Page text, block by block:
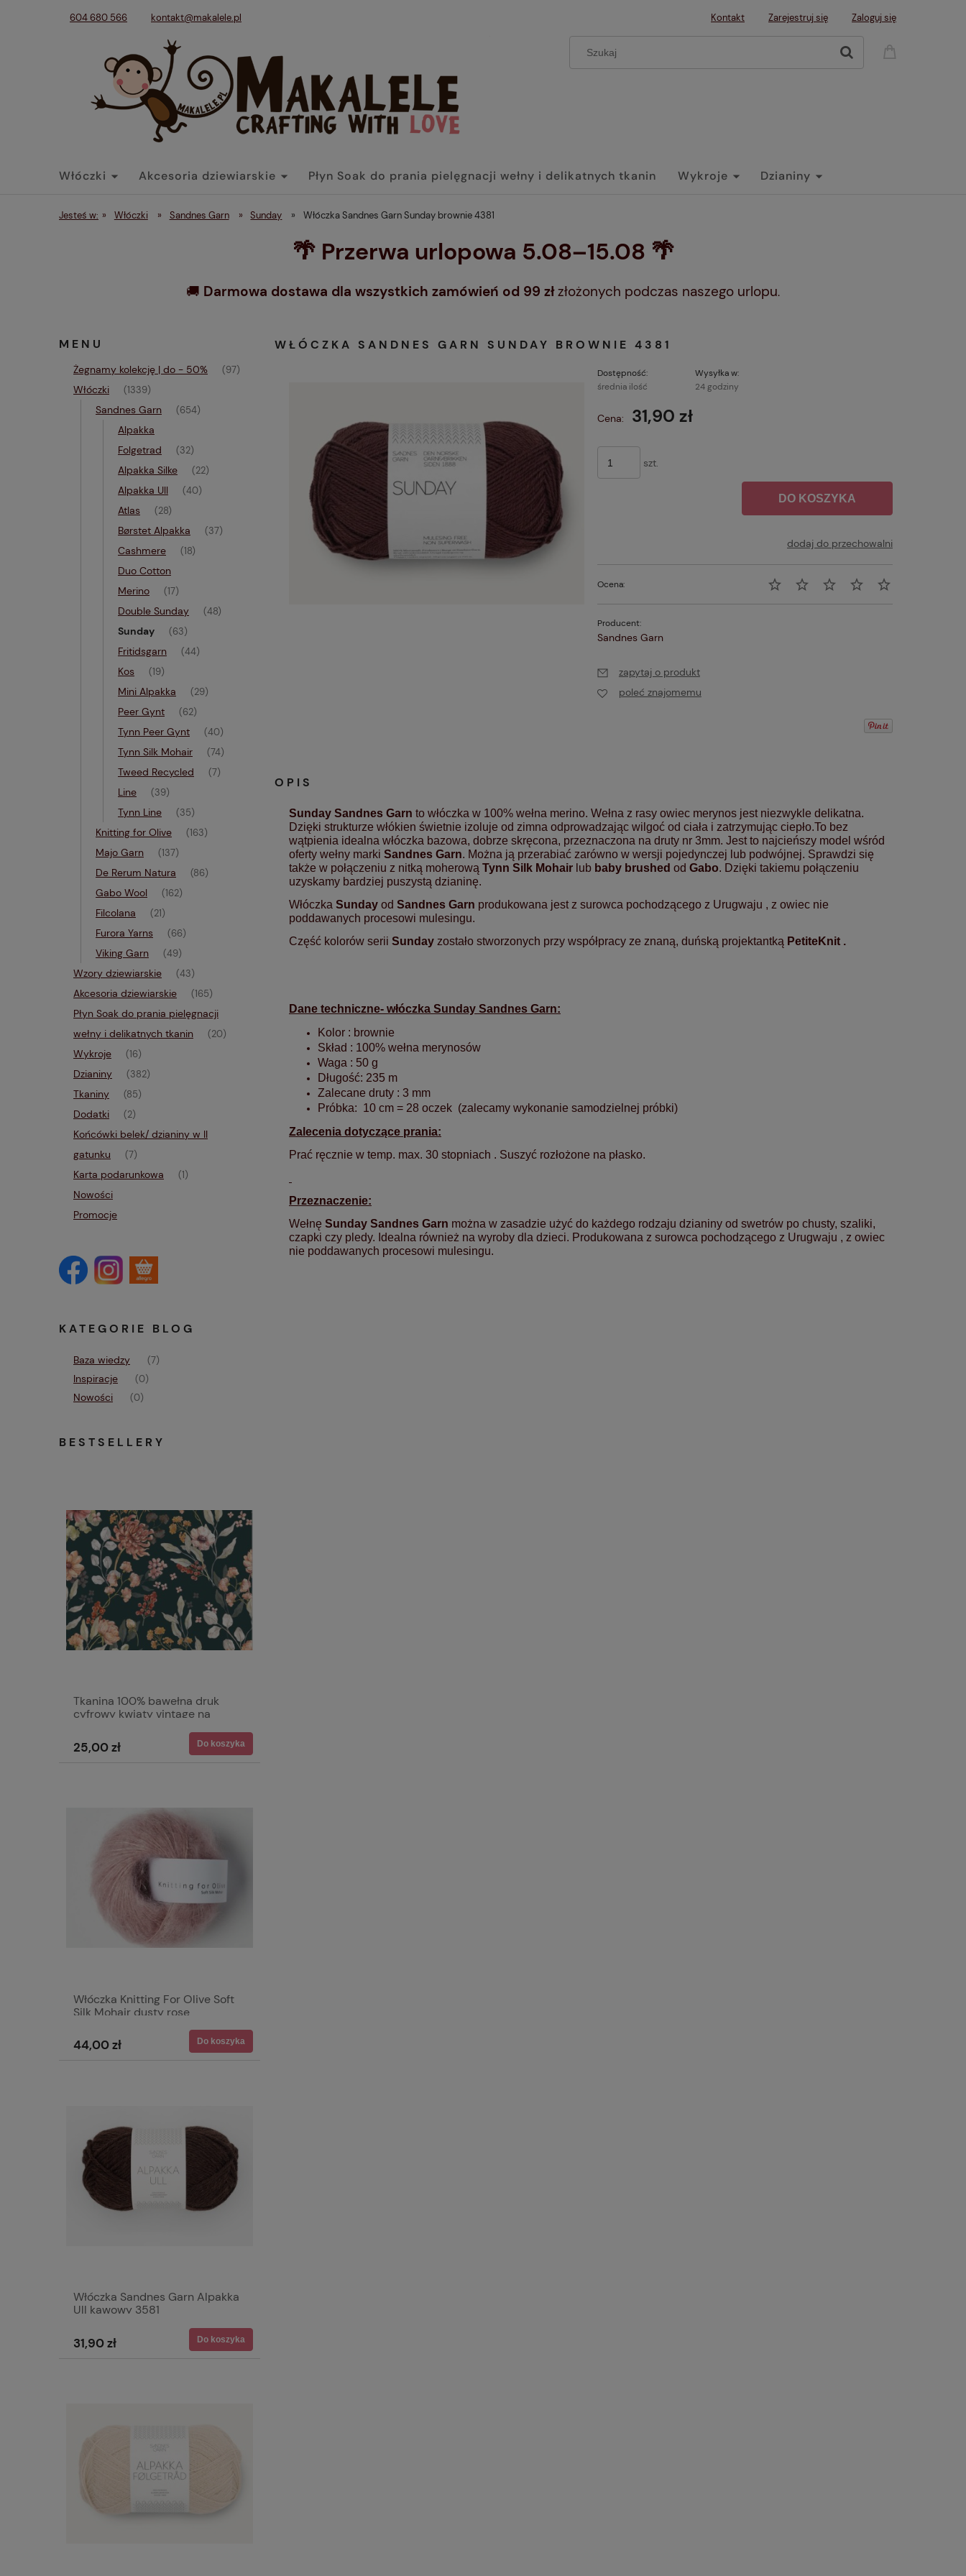
604 680 566 kontakt@makalele.pl Kontakt Zarejestruj się Zaloguj się
Włóczki Akcesoria dziewiarskie Płyn Soak do prania pielęgnacji wełny i delikatnych tkanin Wykroje Dzianiny
Tkaniny Dodatki Końcówki belek
Jesteś w: » Włóczki » Sandnes Garn » Sunday » Włóczka Sandnes Garn Sunday brownie 4381
🌴 Przerwa urlopowa 5.08–15.08 🌴
🚚 Darmowa dostawa dla wszystkich zamówień od 99 złzłożonych podczas naszego urlopu.
MENU
Żegnamy kolekcję | do - 50% (97)
Włóczki (1339)
Sandnes Garn (654)
Alpakka
Folgetrad
(32)
Alpakka Silke (22)
Alpakka Ull (40)
Atlas (28)
Børstet Alpakka (37)
Cashmere (18)
Duo Cotton
Merino
(17)
Double Sunday (48)
Sunday (63)
Fritidsgarn (44)
Kos (19)
Mini Alpakka (29)
Peer Gynt (62)
Tynn Peer Gynt (40)
Tynn Silk Mohair (74)
Tweed Recycled (7)
Line (39)
Tynn Line (35)
Knitting for Olive (163)
Majo Garn (137)
De Rerum Natura (86)
Gabo Wool (162)
Filcolana (21)
Furora Yarns (66)
Viking Garn (49)
Wzory dziewiarskie (43)
Akcesoria dziewiarskie (165)
Płyn Soak do prania pielęgnacji
wełny i delikatnych tkanin
(20)
Wykroje (16)
Dzianiny (382)
Tkaniny (85)
Dodatki (2)
Końcówki belek/ dzianiny w II
gatunku
(7)
Karta podarunkowa (1)
Nowości
Promocje
KATEGORIE BLOG
Baza wiedzy (7)
Inspiracje (0)
Nowości (0)
BESTSELLERY
Tkanina 100% bawełna druk
cyfrowy kwiaty vintage na
25,00 zł Do koszyka
Włóczka Knitting For Olive Soft
Silk Mohair dusty rose
44,00 zł Do koszyka
Włóczka Sandnes Garn Alpakka
Ull kawowy 3581
31,90 zł Do koszyka
WŁÓCZKA SANDNES GARN SUNDAY BROWNIE 4381
Dostępność:
średnia ilość
Wysyłka w:
24 godziny
Cena: 31,90 zł
szt.
DO KOSZYKA
dodaj do przechowalni
Ocena:
Producent:
Sandnes Garn
zapytaj o produkt
poleć znajomemu
OPIS
Sunday Sandnes Garn to włóczka w 100% wełna merino. Wełna z rasy owiec merynos jest niezwykle delikatna.
Dzięki strukturze włókien świetnie izoluje od zimna odprowadzając wilgoć od ciała i zatrzymując ciepło.To bez
wątpienia idealna włóczka bazowa, dobrze skręcona, przeznaczona na druty nr 3mm. Jest to najcieńszy model wśród
oferty wełny marki Sandnes Garn. Można ją przerabiać zarówno w wersji pojedynczej lub podwójnej. Sprawdzi się
także w połączeniu z nitką moherową Tynn Silk Mohair lub baby brushed od Gabo. Dzięki takiemu połączeniu
uzyskamy bardziej puszystą dzianinę.
Włóczka Sunday od Sandnes Garn produkowana jest z surowca pochodzącego z Urugwaju , z owiec nie
poddawanych procesowi mulesingu.
Część kolorów serii Sunday zostało stworzonych przy współpracy ze znaną, duńską projektantką PetiteKnit .
Dane techniczne- włóczka Sunday Sandnes Garn:
Kolor : brownie
Skład : 100% wełna merynosów
Waga : 50 g
Długość: 235 m
Zalecane druty : 3 mm
Próbka: 10 cm = 28 oczek (zalecamy wykonanie samodzielnej próbki)
Zalecenia dotyczące prania:
Prać ręcznie w temp. max. 30 stopniach . Suszyć rozłożone na płasko.
Przeznaczenie:
Wełnę Sunday Sandnes Garn można w zasadzie użyć do każdego rodzaju dzianiny od swetrów po chusty, szaliki,
czapki czy pledy. Idealna również na wyroby dla dzieci. Produkowana z surowca pochodzącego z Urugwaju , z owiec
nie poddawanych procesowi mulesingu.